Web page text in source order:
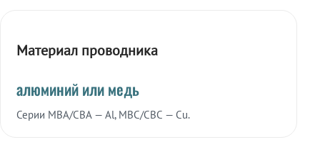
Материал проводника
алюминий или медь
Серии МВА/СВА — Al, МВС/СВС — Cu.